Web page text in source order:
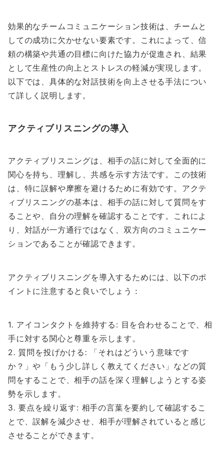
効果的なチームコミュニケーション技術は、チームと
しての成功に欠かせない要素です。これによって、信
頼の構築や共通の目標に向けた協力が促進され、結果
として生産性の向上とストレスの軽減が実現します。
以下では、具体的な対話技術を向上させる手法につい
て詳しく説明します。
アクティブリスニングの導入
アクティブリスニングは、相手の話に対して全面的に
関心を持ち、理解し、共感を示す方法です。この技術
は、特に誤解や摩擦を避けるために有効です。アクテ
ィブリスニングの基本は、相手の話に対して質問をす
ることや、自分の理解を確認することです。これによ
り、対話が一方通行ではなく、双方向のコミュニケー
ションであることが確認できます。
アクティブリスニングを導入するためには、以下のポ
イントに注意すると良いでしょう：
1. アイコンタクトを維持する: 目を合わせることで、相
手に対する関心と尊重を示します。
2. 質問を投げかける: 「それはどういう意味です
か？」や「もう少し詳しく教えてください」などの質
問をすることで、相手の話を深く理解しようとする姿
勢を示します。
3. 要点を繰り返す: 相手の言葉を要約して確認するこ
とで、誤解を減少させ、相手が理解されていると感じ
させることができます。